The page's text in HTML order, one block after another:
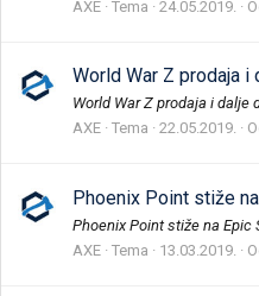
AXE Tema 24.05.2019.
World War Z prodaja i
World War Z prodaja i dalje
AXE Tema 22.05.2019.
Phoenix Point stiže
Phoenix Point stiže na Epic
AXE Tema 13.03.2019.